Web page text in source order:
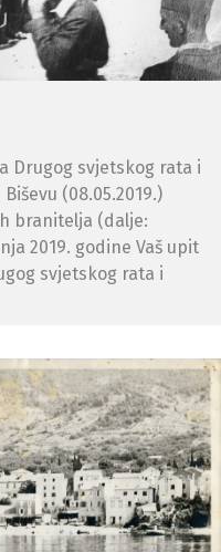
Drugog svjetskog rata i
(08.05.2019.)
branitelja (dalje:
2019. godine Vaš upit
svjetskog rata i